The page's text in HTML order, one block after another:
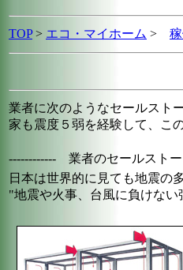
TOP> エコ・マイホーム >
業者に次のようなセールスト
家も震度５弱を経験して、こ
------------ 業者のセールスト
日本は世界的に見ても地震の
"地震や火事、台風に負けな